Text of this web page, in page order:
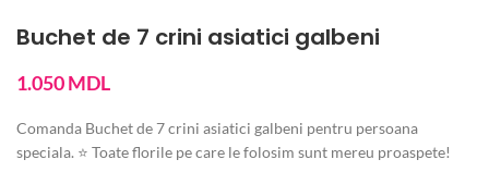
Buchet de 7 crini asiatici galbeni
1.050MDL
Comanda Buchet de 7 crini asiatici galbeni pentru persoana
speciala. ⭐ Toate florile pe care le folosim sunt mereu proaspete!